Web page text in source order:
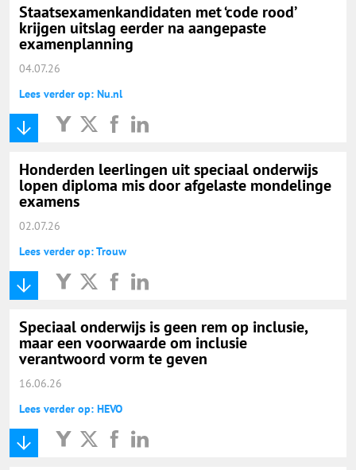
Staatsexamenkandidaten met ‘code rood’
krijgen uitslag eerder na aangepaste
examenplanning
04.07.26
Lees verder op: Nu.nl
Honderden leerlingen uit speciaal onderwijs
lopen diploma mis door afgelaste mondelinge
examens
02.07.26
Lees verder op: Trouw
Speciaal onderwijs is geen rem op inclusie,
maar een voorwaarde om inclusie
verantwoord vorm te geven
16.06.26
Lees verder op: HEVO